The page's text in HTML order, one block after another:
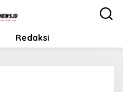
Redaksi